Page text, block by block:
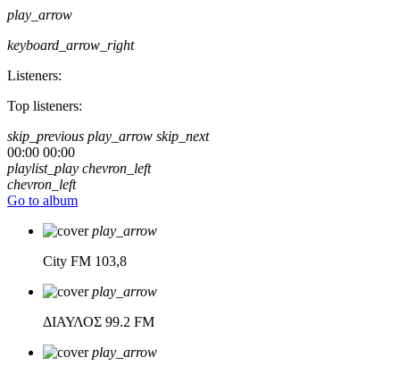
play_arrow
keyboard_arrow_right
Listeners:
Top listeners:
skip_previous play_arrow skip_next
00:00 00:00
playlist_play chevron_left
chevron_left
Go to album
play_arrow
City FM 103,8
play_arrow
ΔΙΑΥΛΟΣ 99.2 FM
play_arrow